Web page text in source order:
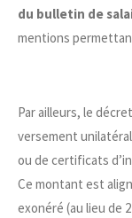
du bulletin de
mentions
Par ailleurs, le
versement unilatéral
ou de certificats
Ce montant est
exonéré (au lieu de